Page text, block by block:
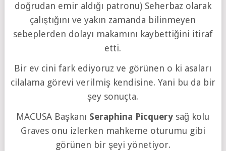
doğrudan emir aldığı patronu) Seherbaz olarak
çalıştığını ve yakın zamanda bilinmeyen
sebeplerden dolayı makamını kaybettiğini itiraf
etti.
Bir ev cini fark ediyoruz ve görünen o ki asaları
cilalama görevi verilmiş kendisine. Yani bu da bir
şey sonuçta.
MACUSA Başkanı Seraphina Picquery sağ kolu
Graves onu izlerken mahkeme oturumu gibi
görünen bir şeyi yönetiyor.